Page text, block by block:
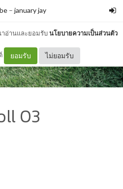
าอ่านและยอมรับนโยบายความเป็นส่วนตัว
ยอมรับ ไม่ยอมรับ
– january jay
03